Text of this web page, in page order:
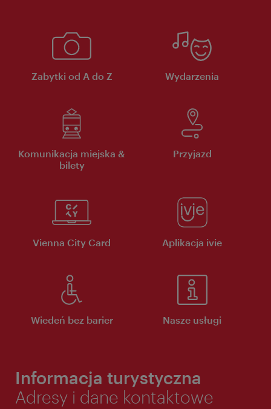
Zabytki od A do Z Wydarzenia
Komunikacja miejska &
bilety
Przyjazd
Vienna City Card Aplikacja ivie
Wiedeń bez barier Nasze usługi
Informacja turystyczna
Adresy i dane kontaktowe